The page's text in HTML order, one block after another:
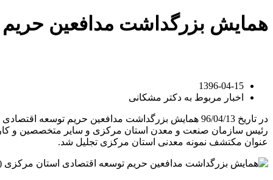
همایش بزرگداشت مدافعین
1396-04-15
اخبار مربوط به دکتر مشکانی
در تاریخ 96/04/13 همایش بزرگداشت مدافعین حریم
رئیس سازمان صنعت و معدن استان مرکزی و سایر متخصصین و
عنوان مکتشف نمونه معدنی استان مرکزی تجلیل شد.